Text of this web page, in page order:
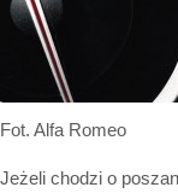
Fot. Alfa Romeo
Jeżeli chodzi o